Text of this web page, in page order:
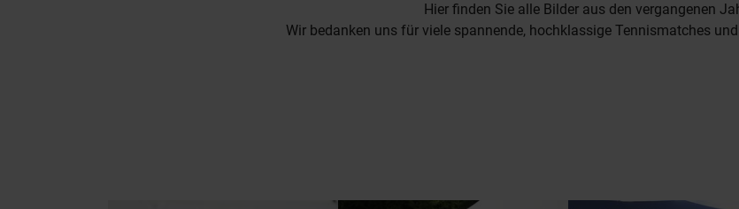
Hier finden Sie alle Bilder aus den vergangenen
Wir bedanken uns für viele spannende, hochklassige Tennismatches